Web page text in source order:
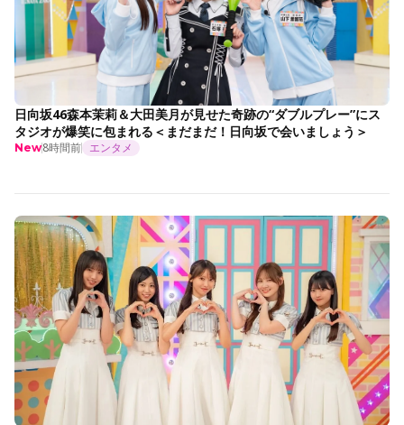
日向坂46森本茉莉＆大田美月が見せた奇跡の“ダブルプレー”にス
タジオが爆笑に包まれる＜まだまだ！日向坂で会いましょう＞
New8時間前 エンタメ